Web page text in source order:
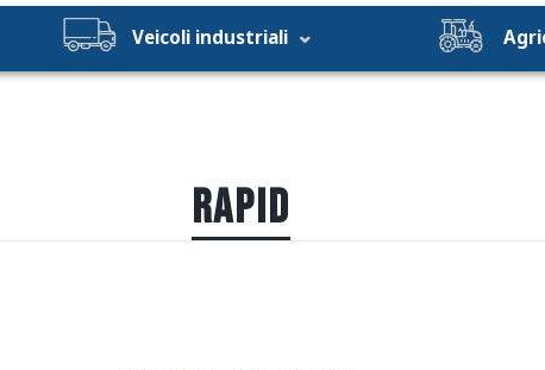
Veicoli industriali
RAPID